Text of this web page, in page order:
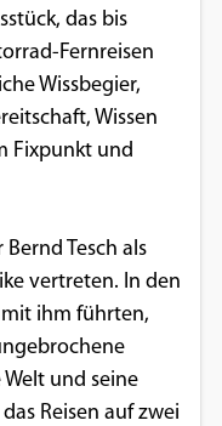
das bis
Fernreisen
Wissbegier,
Wissen
Fixpunkt und
Tesch als
vertreten. In den
ihm führten,
Welt und seine
Reisen auf zwei